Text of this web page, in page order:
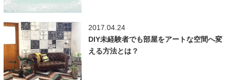
2017.04.24
DIY未経験者でも部屋をアートな空間へ変
える方法とは？